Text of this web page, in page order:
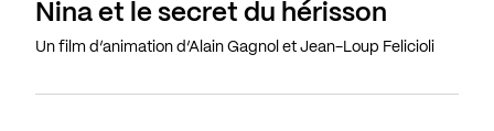
Nina et le secret du hérisson
Un film d’animation d’Alain Gagnol et Jean-Loup Felicioli